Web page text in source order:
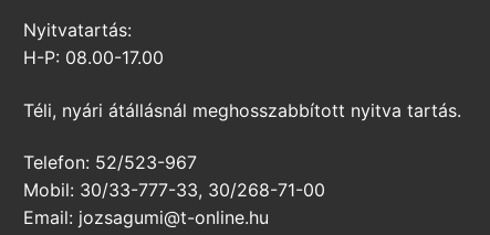
Nyitvatartás:
H-P: 08.00-17.00
Téli, nyári átállásnál meghosszabbított nyitva tartás.
Telefon: 52/523-967
Mobil: 30/33-777-33, 30/268-71-00
Email: jozsagumi@t-online.hu